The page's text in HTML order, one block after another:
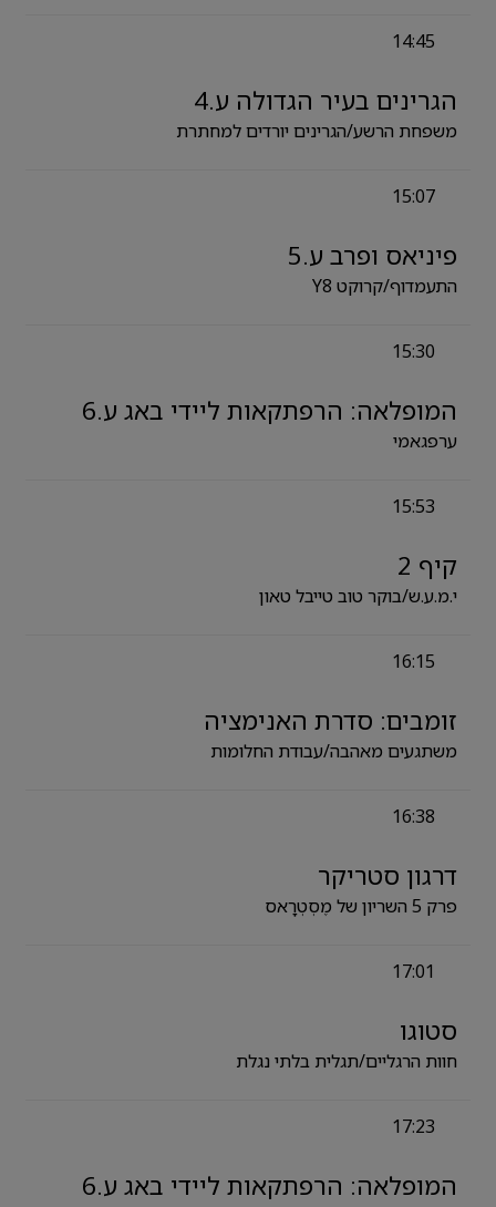
14:45
הגרינים בעיר הגדולה ע.4
משפחת הרשע/הגרינים יורדים למחתרת
15:07
פיניאס ופרב ע.5
התעמדוף/קרוקט Y8
15:30
המופלאה: הרפתקאות ליידי באג ע.6
ערפגאמי
15:53
קיף 2
י.מ.ע.ש/בוקר טוב טייבל טאון
16:15
זומבים: סדרת האנימציה
משתגעים מאהבה/עבודת החלומות
16:38
דרגון סטריקר
פרק 5 השריון של מֶסְטְרָאס
17:01
סטוגו
חוות הרגליים/תגלית בלתי נגלת
17:23
המופלאה: הרפתקאות ליידי באג ע.6